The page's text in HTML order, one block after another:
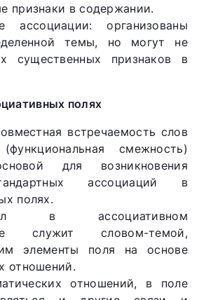
признаки в содержании.
ассоциации: организованы
темы, но могут не
существенных признаков в
полях
встречаемость слов
смежность)
для возникновения
ассоциаций в
полях.
в ассоциативном
служит словом-темой,
элементы поля на основе
отношений.
отношений, в поле